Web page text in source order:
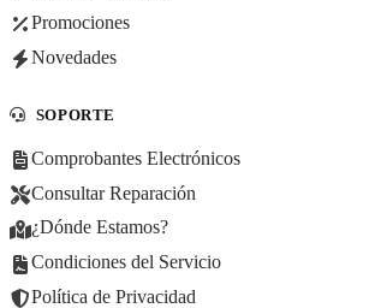
Promociones
Novedades
SOPORTE
Comprobantes Electrónicos
Consultar Reparación
¿Dónde Estamos?
Condiciones del Servicio
Política de Privacidad